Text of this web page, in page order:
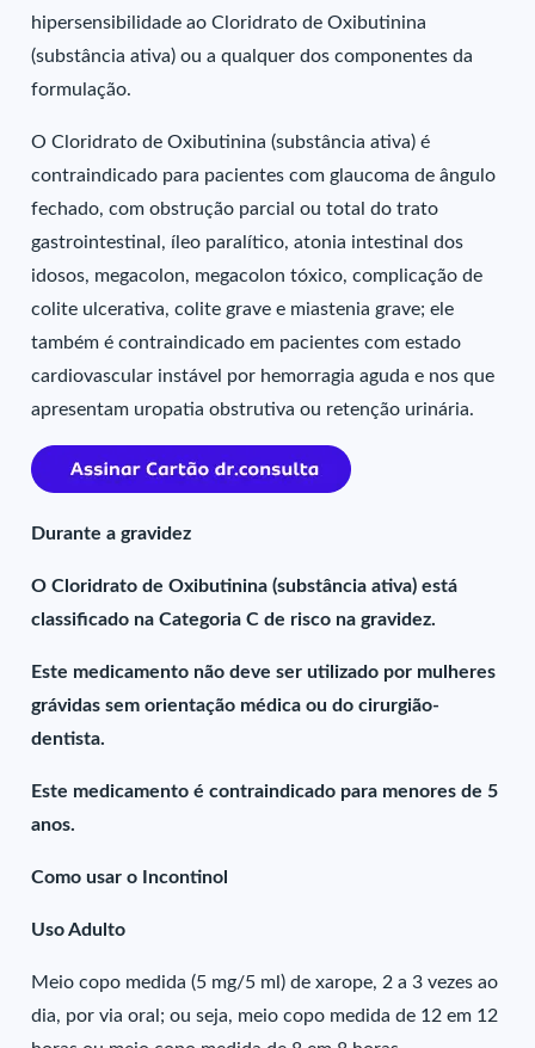
hipersensibilidade ao Cloridrato de Oxibutinina
(substância ativa) ou a qualquer dos componentes da
formulação.
O Cloridrato de Oxibutinina (substância ativa) é
contraindicado para pacientes com glaucoma de ângulo
fechado, com obstrução parcial ou total do trato
gastrointestinal, íleo paralítico, atonia intestinal dos
idosos, megacolon, megacolon tóxico, complicação de
colite ulcerativa, colite grave e miastenia grave; ele
também é contraindicado em pacientes com estado
cardiovascular instável por hemorragia aguda e nos que
apresentam uropatia obstrutiva ou retenção urinária.
Durante a gravidez
O Cloridrato de Oxibutinina (substância ativa) está
classificado na Categoria C de risco na gravidez.
Este medicamento não deve ser utilizado por mulheres
grávidas sem orientação médica ou do cirurgião-
dentista.
Este medicamento é contraindicado para menores de 5
anos.
Como usar o Incontinol
Uso Adulto
Meio copo medida (5 mg/5 ml) de xarope, 2 a 3 vezes ao
dia, por via oral; ou seja, meio copo medida de 12 em 12